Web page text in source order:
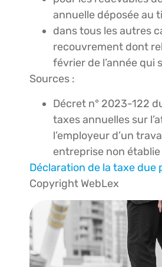
annuelle déposée au
dans tous les autres
recouvrement dont
février de l’année qui
Sources :
Décret n° 2023-122
taxes annuelles sur
l’employeur d’un
entreprise non
Déclaration de la taxe
Copyright WebLex